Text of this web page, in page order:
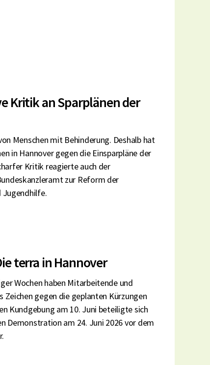
Kritik an Sparplänen der
Menschen mit Behinderung. Deshalb hat
in Hannover gegen die Einsparpläne der
Kritik reagierte auch der
zur Reform der
Jugendhilfe.
terra in Hannover
Wochen haben Mitarbeitende und
gegen die geplanten Kürzungen
Kundgebung am 10. Juni beteiligte sich
Demonstration am 24. Juni 2026 vor dem